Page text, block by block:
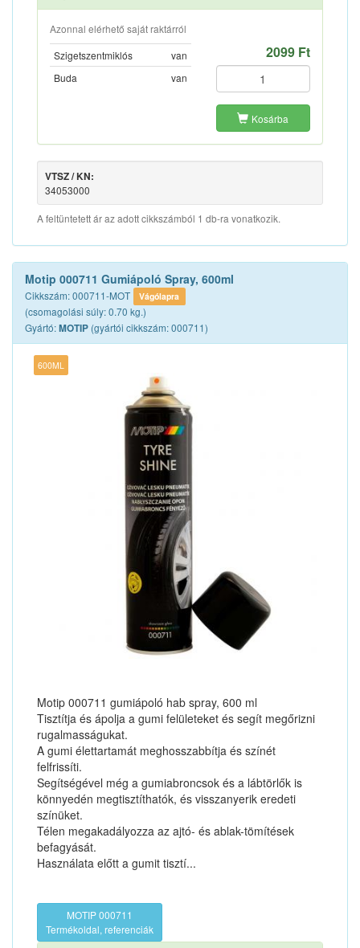
Azonnal elérhető saját raktárról
Szigetszentmiklós
van
Buda
van
2099 Ft
Kosárba
VTSZ / KN:
34053000
A feltüntetett ár az adott cikkszámból 1 db-ra vonatkozik.
Motip 000711 Gumiápoló Spray, 600ml
Cikkszám: 000711-MOT Vágólapra
(csomagolási súly: 0.70 kg.)
Gyártó:MOTIP (gyártói cikkszám: 000711)
600ML
Motip 000711 gumiápoló hab spray, 600 ml
Tisztítja és ápolja a gumi felületeket és segít megőrizni
rugalmasságukat.
A gumi élettartamát meghosszabbítja és színét
felfrissíti.
Segítségével még a gumiabroncsok és a lábtörlők is
könnyedén megtisztíthatók, és visszanyerik eredeti
színüket.
Télen megakadályozza az ajtó- és ablak-tömítések
befagyását.
Használata előtt a gumit tisztí...
MOTIP 000711
Termékoldal, referenciák